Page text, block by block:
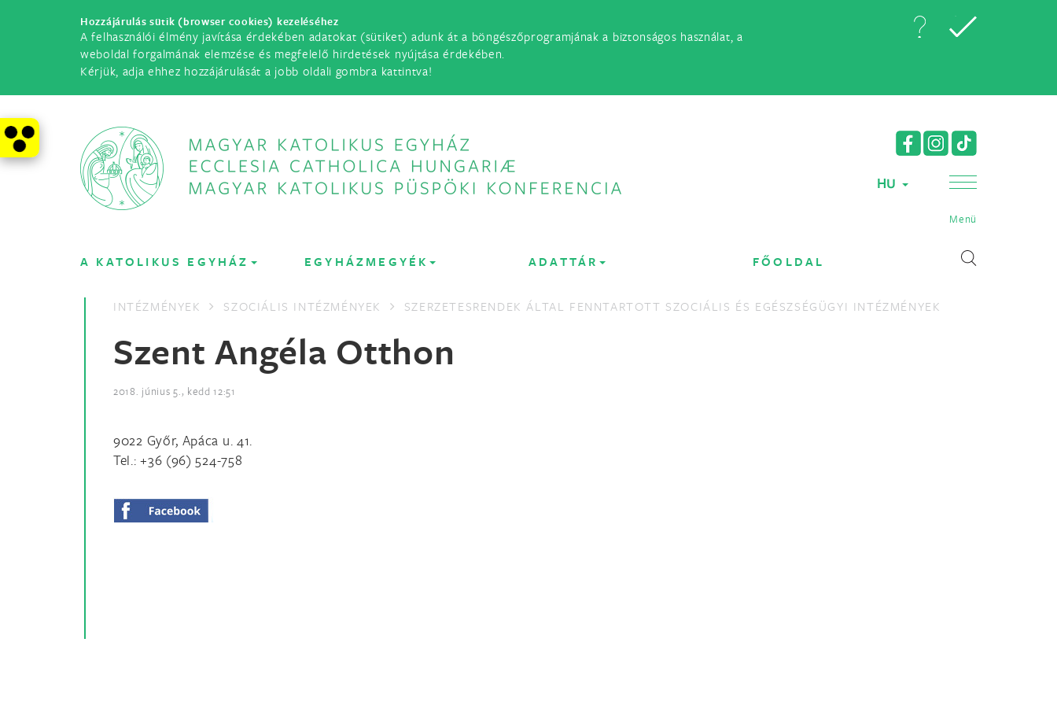
Hozzájárulás sütik (browser cookies) kezeléséhez
A felhasználói élmény javítása érdekében adatokat (sütiket) adunk át a böngészőprogramjának a biztonságos használat, a
weboldal forgalmának elemzése és megfelelő hirdetések nyújtása érdekében.
Kérjük, adja ehhez hozzájárulását a jobb oldali gombra kattintva!
HU
Menü
A KATOLIKUS EGYHÁZ EGYHÁZMEGYÉK ADATTÁR FŐOLDAL
INTÉZMÉNYEK SZOCIÁLIS INTÉZMÉNYEK SZERZETESRENDEK ÁLTAL FENNTARTOTT SZOCIÁLIS ÉS EGÉSZSÉGÜGYI INTÉZMÉNYEK
Szent Angéla Otthon
2018. június 5., kedd 12:51
9022 Győr, Apáca u. 41.
Tel.: +36 (96) 524-758